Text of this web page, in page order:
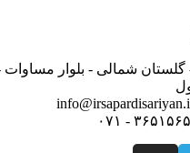
گلستان شمالی - بلوار